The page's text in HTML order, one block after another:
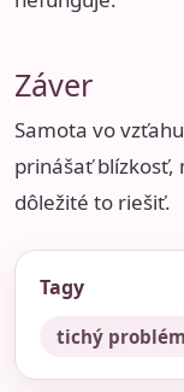
Záver
Samota vo
prinášať blízkosť,
dôležité to riešiť.
Tagy
tichý